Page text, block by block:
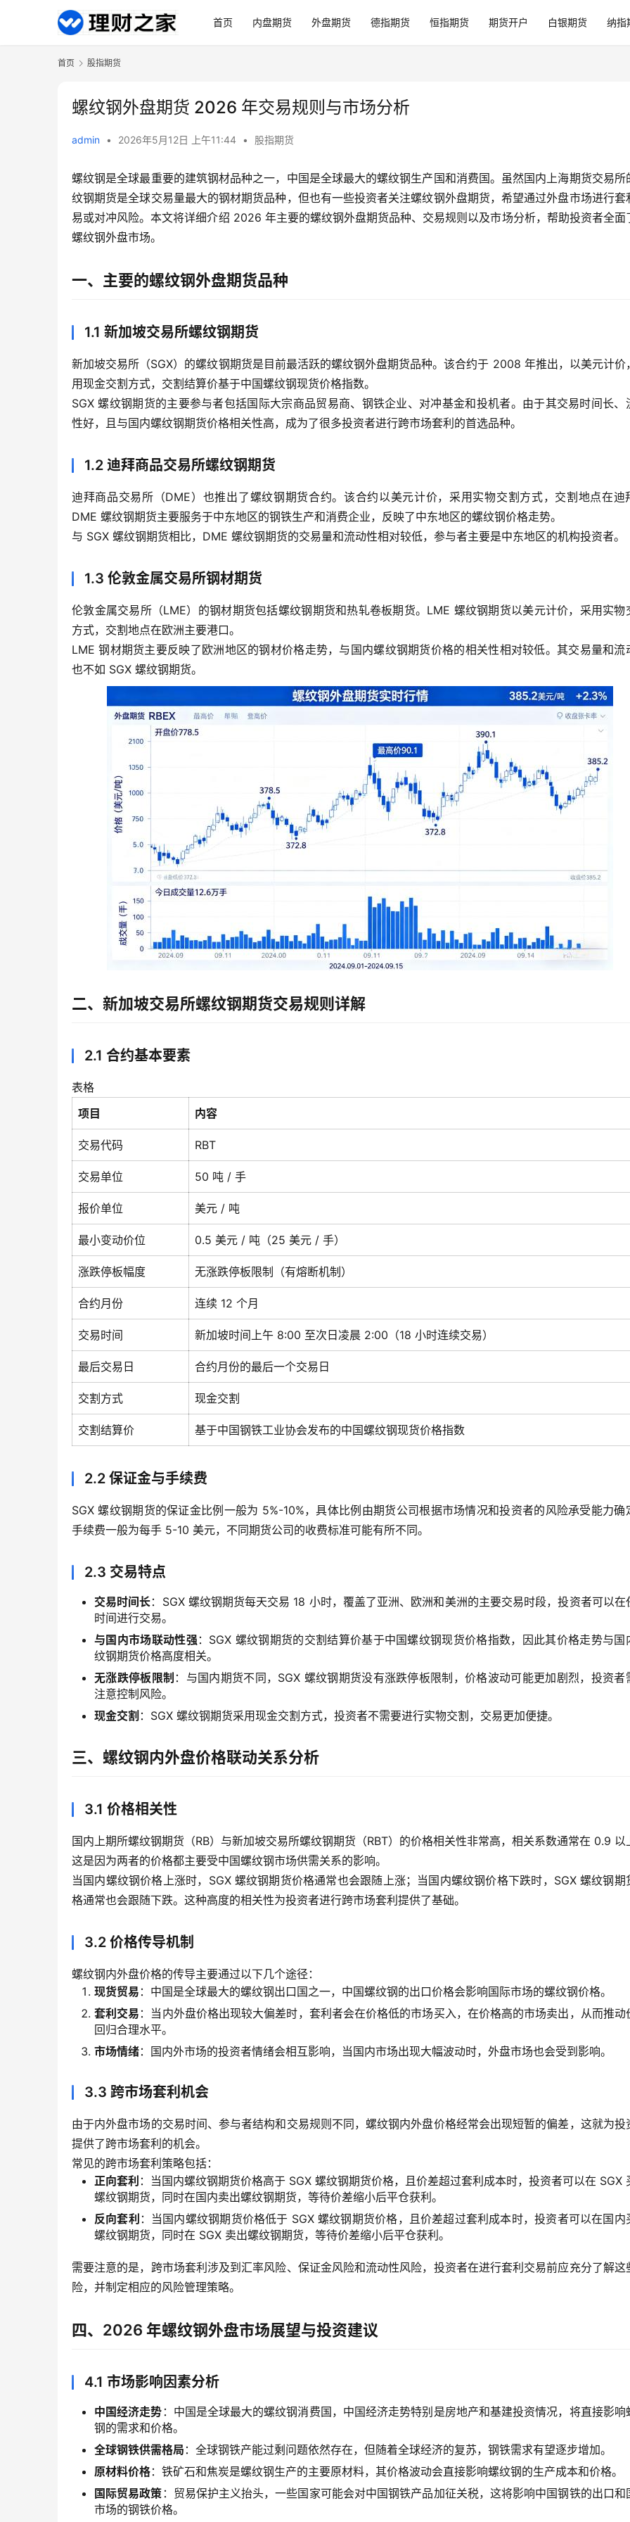
首页 内盘期货 外盘期货 德指期货 恒指期货 期货开户 白银期货 纳指
首页 股指期货
螺纹钢外盘期货 2026 年交易规则与市场分析
admin • 2026年5月12日 上午11:44 • 股指期货
螺纹钢是全球最重要的建筑钢材品种之一，中国是全球最大的螺纹钢生产国和消费国。虽然国内上海期货交易所
纹钢期货是全球交易量最大的钢材期货品种，但也有一些投资者关注螺纹钢外盘期货，希望通过外盘市场进行套
易或对冲风险。本文将详细介绍 2026 年主要的螺纹钢外盘期货品种、交易规则以及市场分析，帮助投资者全面
螺纹钢外盘市场。
一、主要的螺纹钢外盘期货品种
1.1 新加坡交易所螺纹钢期货
新加坡交易所（SGX）的螺纹钢期货是目前最活跃的螺纹钢外盘期货品种。该合约于 2008 年推出，以美元计价
用现金交割方式，交割结算价基于中国螺纹钢现货价格指数。
SGX 螺纹钢期货的主要参与者包括国际大宗商品贸易商、钢铁企业、对冲基金和投机者。由于其交易时间长、
性好，且与国内螺纹钢期货价格相关性高，成为了很多投资者进行跨市场套利的首选品种。
1.2 迪拜商品交易所螺纹钢期货
迪拜商品交易所（DME）也推出了螺纹钢期货合约。该合约以美元计价，采用实物交割方式，交割地点在迪
DME 螺纹钢期货主要服务于中东地区的钢铁生产和消费企业，反映了中东地区的螺纹钢价格走势。
与 SGX 螺纹钢期货相比，DME 螺纹钢期货的交易量和流动性相对较低，参与者主要是中东地区的机构投资者。
1.3 伦敦金属交易所钢材期货
伦敦金属交易所（LME）的钢材期货包括螺纹钢期货和热轧卷板期货。LME 螺纹钢期货以美元计价，采用实物
方式，交割地点在欧洲主要港口。
LME 钢材期货主要反映了欧洲地区的钢材价格走势，与国内螺纹钢期货价格的相关性相对较低。其交易量和流
也不如 SGX 螺纹钢期货。
二、新加坡交易所螺纹钢期货交易规则详解
2.1 合约基本要素
表格
项目
内容
交易代码 RBT
交易单位 50 吨 / 手
报价单位 美元 / 吨
最小变动价位 0.5 美元 / 吨（25 美元 / 手）
涨跌停板幅度 无涨跌停板限制（有熔断机制）
合约月份 连续 12 个月
交易时间 新加坡时间上午 8:00 至次日凌晨 2:00（18 小时连续交易）
最后交易日 合约月份的最后一个交易日
交割方式 现金交割
交割结算价 基于中国钢铁工业协会发布的中国螺纹钢现货价格指数
2.2 保证金与手续费
SGX 螺纹钢期货的保证金比例一般为 5%-10%，具体比例由期货公司根据市场情况和投资者的风险承受能力确
手续费一般为每手 5-10 美元，不同期货公司的收费标准可能有所不同。
2.3 交易特点
交易时间长：SGX 螺纹钢期货每天交易 18 小时，覆盖了亚洲、欧洲和美洲的主要交易时段，投资者可以在
时间进行交易。
与国内市场联动性强 ：SGX 螺纹钢期货的交割结算价基于中国螺纹钢现货价格指数，因此其价格走势与国
纹钢期货价格高度相关。
无涨跌停板限制 ：与国内期货不同，SGX 螺纹钢期货没有涨跌停板限制，价格波动可能更加剧烈，投资者
注意控制风险。
现金交割 ：SGX 螺纹钢期货采用现金交割方式，投资者不需要进行实物交割，交易更加便捷。
三、螺纹钢内外盘价格联动关系分析
3.1 价格相关性
国内上期所螺纹钢期货（RB）与新加坡交易所螺纹钢期货（RBT）的价格相关性非常高，相关系数通常在 0.9 以
这是因为两者的价格都主要受中国螺纹钢市场供需关系的影响。
当国内螺纹钢价格上涨时，SGX 螺纹钢期货价格通常也会跟随上涨；当国内螺纹钢价格下跌时，SGX 螺纹钢期
格通常也会跟随下跌。这种高度的相关性为投资者进行跨市场套利提供了基础。
3.2 价格传导机制
螺纹钢内外盘价格的传导主要通过以下几个途径：
现货贸易 ：中国是全球最大的螺纹钢出口国之一，中国螺纹钢的出口价格会影响国际市场的螺纹钢价格。
套利交易 ：当内外盘价格出现较大偏差时，套利者会在价格低的市场买入，在价格高的市场卖出，从而推动
回归合理水平。
市场情绪：国内外市场的投资者情绪会相互影响，当国内市场出现大幅波动时，外盘市场也会受到影响。
3.3 跨市场套利机会
由于内外盘市场的交易时间、参与者结构和交易规则不同，螺纹钢内外盘价格经常会出现短暂的偏差，这就为投
提供了跨市场套利的机会。
常见的跨市场套利策略包括：
正向套利 ：当国内螺纹钢期货价格高于 SGX 螺纹钢期货价格，且价差超过套利成本时，投资者可以在 SGX
螺纹钢期货，同时在国内卖出螺纹钢期货，等待价差缩小后平仓获利。
反向套利 ：当国内螺纹钢期货价格低于 SGX 螺纹钢期货价格，且价差超过套利成本时，投资者可以在国内
螺纹钢期货，同时在 SGX 卖出螺纹钢期货，等待价差缩小后平仓获利。
需要注意的是，跨市场套利涉及到汇率风险、保证金风险和流动性风险，投资者在进行套利交易前应充分了解这
险，并制定相应的风险管理策略。
四、2026 年螺纹钢外盘市场展望与投资建议
4.1 市场影响因素分析
中国经济走势 ：中国是全球最大的螺纹钢消费国，中国经济走势特别是房地产和基建投资情况，将直接影响
钢的需求和价格。
全球钢铁供需格局 ：全球钢铁产能过剩问题依然存在，但随着全球经济的复苏，钢铁需求有望逐步增加。
原材料价格：铁矿石和焦炭是螺纹钢生产的主要原材料，其价格波动会直接影响螺纹钢的生产成本和价格。
国际贸易政策 ：贸易保护主义抬头，一些国家可能会对中国钢铁产品加征关税，这将影响中国钢铁的出口和
市场的钢铁价格。